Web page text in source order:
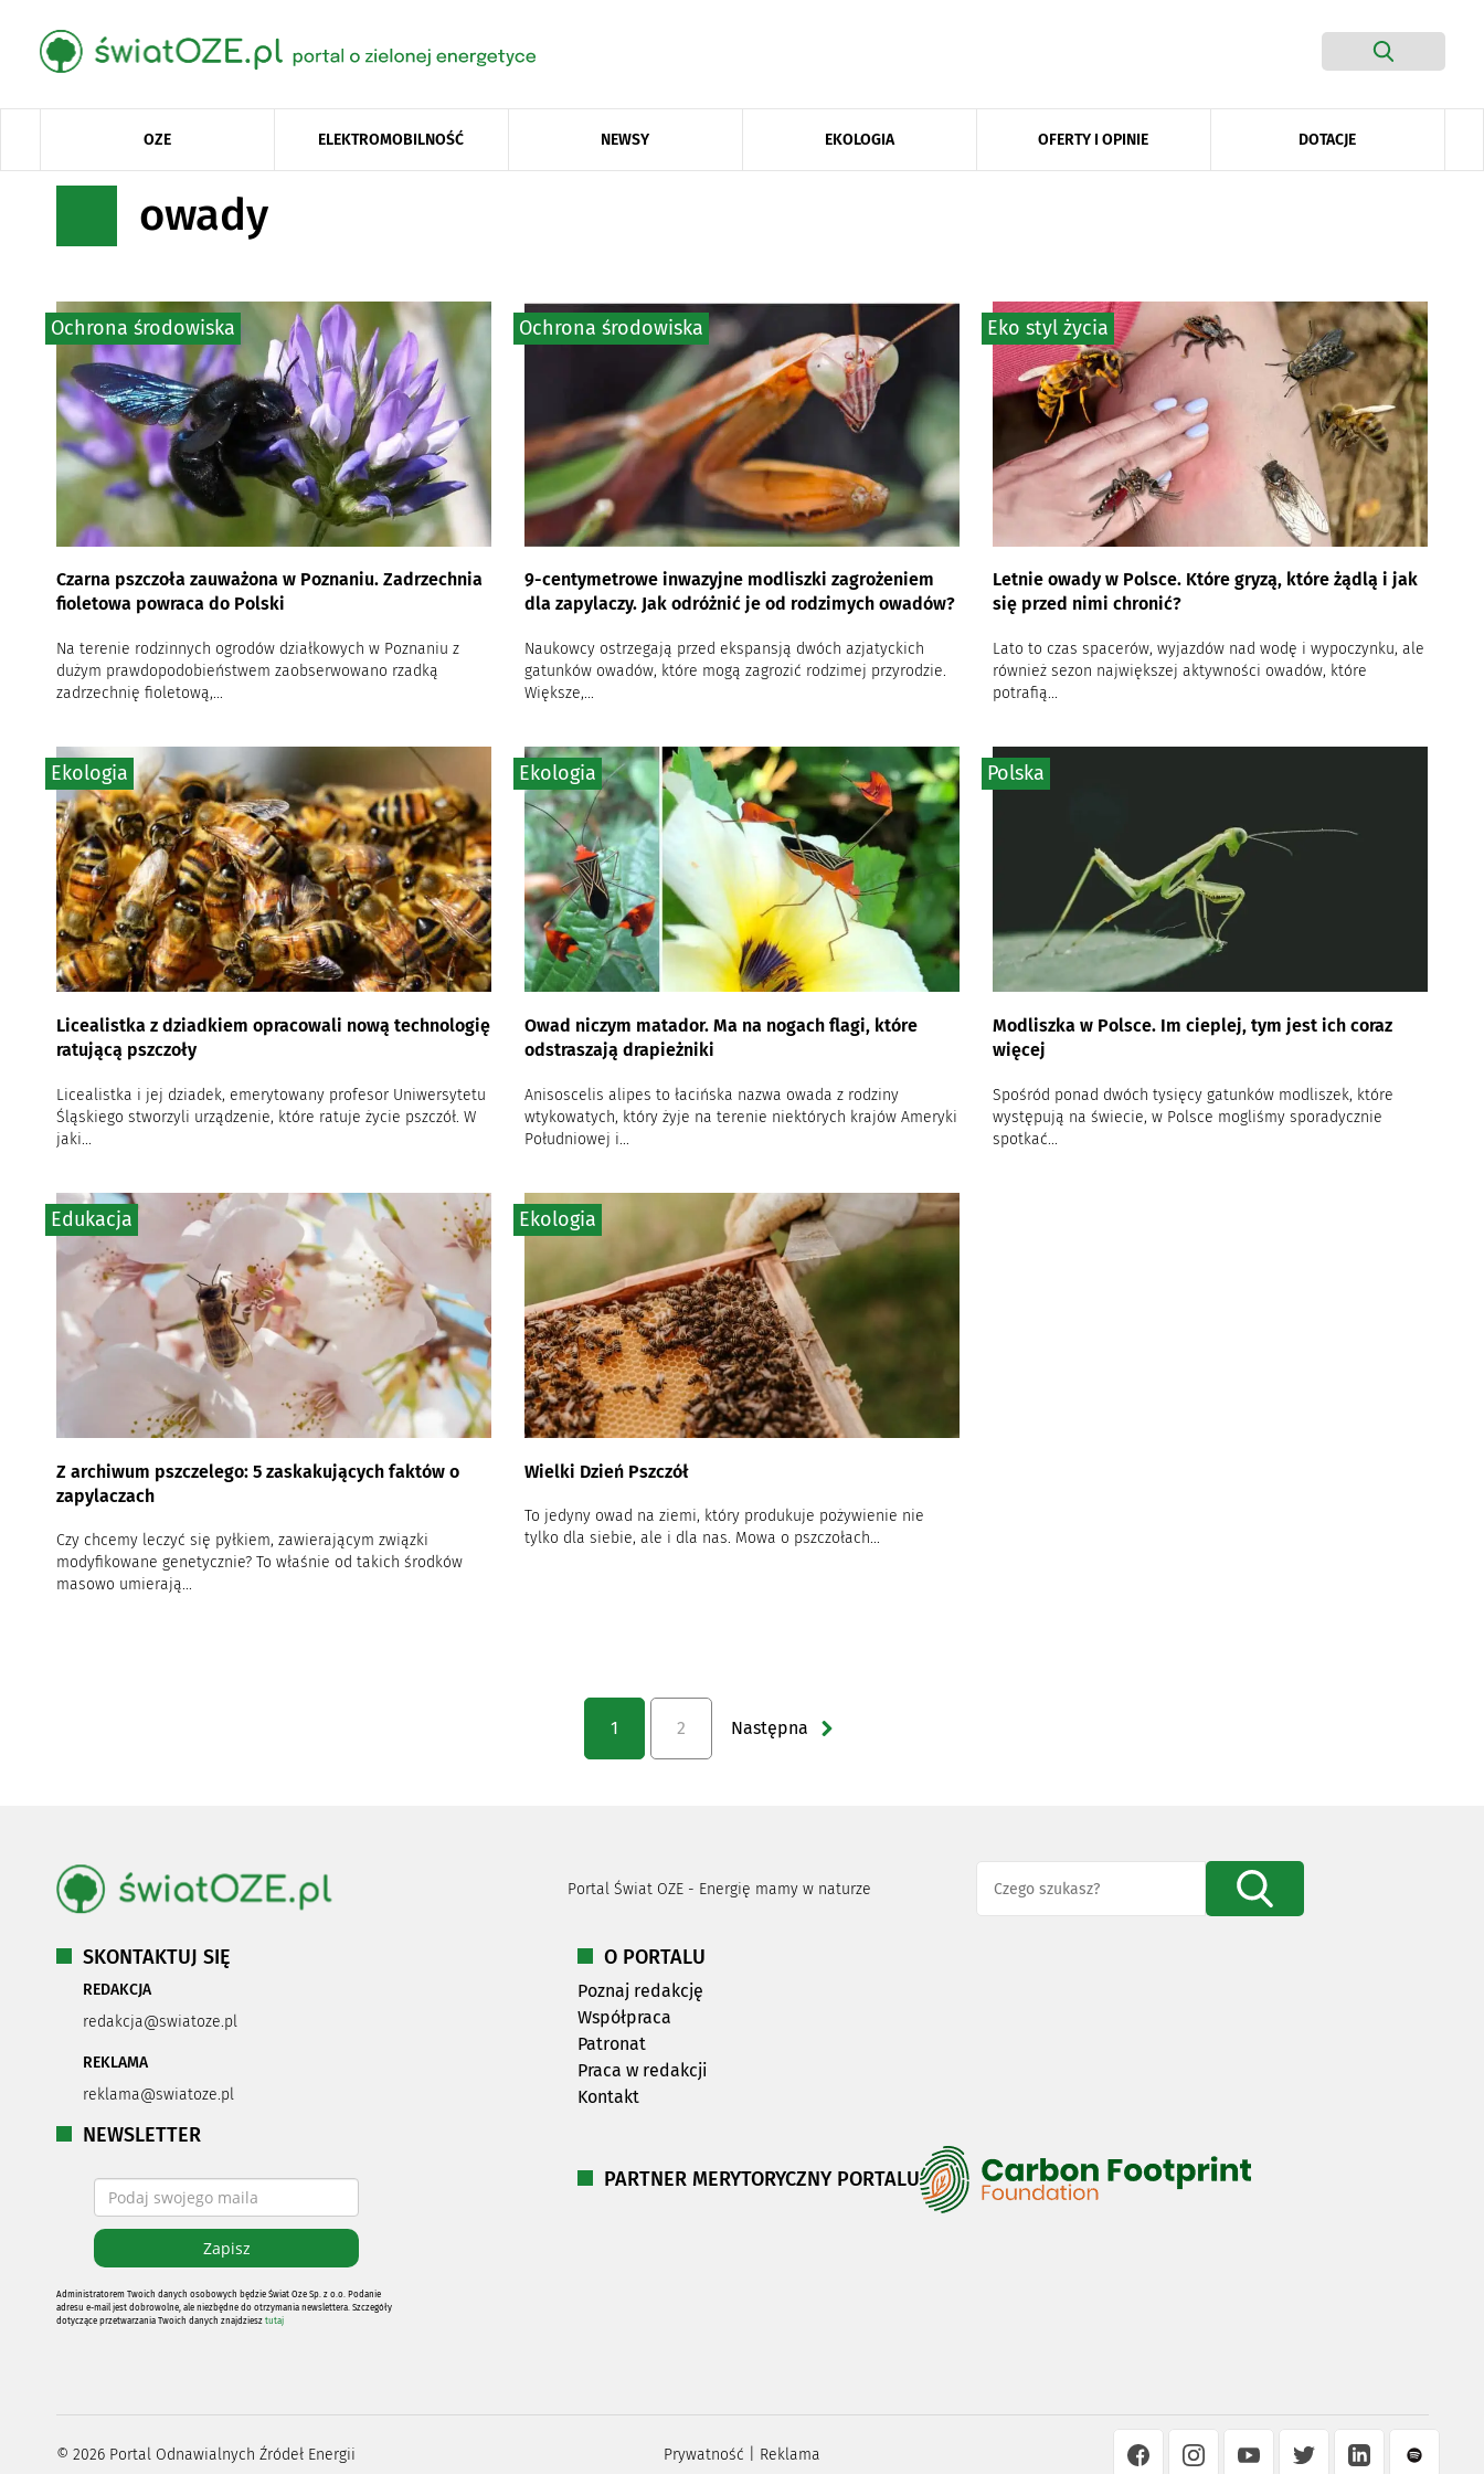
OZE ELEKTROMOBILNOŚĆ NEWSY EKOLOGIA OFERTY I OPINIE DOTACJE
owady
Czarna pszczoła zauważona w Poznaniu. Zadrzechnia
fioletowa powraca do Polski
Na terenie rodzinnych ogrodów działkowych w Poznaniu z
dużym prawdopodobieństwem zaobserwowano rzadką
zadrzechnię fioletową,...
Ochrona środowiska
9-centymetrowe inwazyjne modliszki zagrożeniem
dla zapylaczy. Jak odróżnić je od rodzimych owadów?
Naukowcy ostrzegają przed ekspansją dwóch azjatyckich
gatunków owadów, które mogą zagrozić rodzimej przyrodzie.
Większe,...
Ochrona środowiska
Letnie owady w Polsce. Które gryzą, które żądlą i jak
się przed nimi chronić?
Lato to czas spacerów, wyjazdów nad wodę i wypoczynku, ale
również sezon największej aktywności owadów, które
potrafią...
Eko styl życia
Licealistka z dziadkiem opracowali nową technologię
ratującą pszczoły
Licealistka i jej dziadek, emerytowany profesor Uniwersytetu
Śląskiego stworzyli urządzenie, które ratuje życie pszczół. W
jaki...
Ekologia
Owad niczym matador. Ma na nogach flagi, które
odstraszają drapieżniki
Anisoscelis alipes to łacińska nazwa owada z rodziny
wtykowatych, który żyje na terenie niektórych krajów Ameryki
Południowej i...
Ekologia
Modliszka w Polsce. Im cieplej, tym jest ich coraz
więcej
Spośród ponad dwóch tysięcy gatunków modliszek, które
występują na świecie, w Polsce mogliśmy sporadycznie
spotkać...
Polska
Z archiwum pszczelego: 5 zaskakujących faktów o
zapylaczach
Czy chcemy leczyć się pyłkiem, zawierającym związki
modyfikowane genetycznie? To właśnie od takich środków
masowo umierają...
Edukacja
Wielki Dzień Pszczół
To jedyny owad na ziemi, który produkuje pożywienie nie
tylko dla siebie, ale i dla nas. Mowa o pszczołach...
Ekologia
1 2 Następna
Portal Świat OZE - Energię mamy w naturze
SKONTAKTUJ SIĘ
REDAKCJA
redakcja@swiatoze.pl
REKLAMA
reklama@swiatoze.pl
NEWSLETTER
Administratorem Twoich danych osobowych będzie Świat Oze Sp. z o.o. Podanie
adresu e-mail jest dobrowolne, ale niezbędne do otrzymania newslettera. Szczegóły
dotyczące przetwarzania Twoich danych znajdziesz tutaj
O PORTALU
Poznaj redakcję
Współpraca
Patronat
Praca w redakcji
Kontakt
PARTNER MERYTORYCZNY PORTALU
© 2026Portal Odnawialnych Źródeł Energii Prywatność Reklama